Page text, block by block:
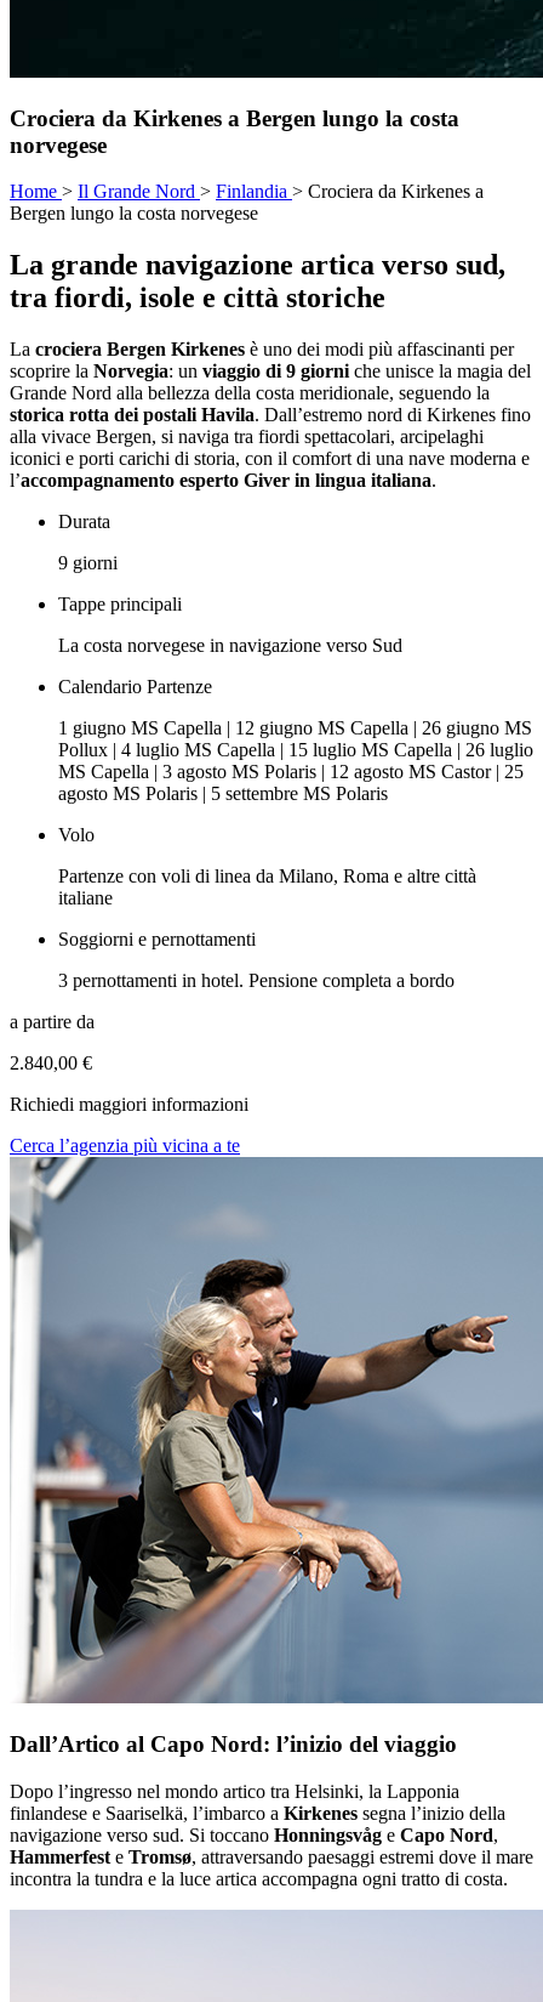
Crociera da Kirkenes a Bergen lungo la costa
norvegese
Home > Il Grande Nord > Finlandia > Crociera da Kirkenes a
Bergen lungo la costa norvegese
La grande navigazione artica verso sud,
tra fiordi, isole e città storiche
La crociera Bergen Kirkenes è uno dei modi più affascinanti per
scoprire la Norvegia: un viaggio di 9 giorni che unisce la magia del
Grande Nord alla bellezza della costa meridionale, seguendo la
storica rotta dei postali Havila. Dall’estremo nord di Kirkenes fino
alla vivace Bergen, si naviga tra fiordi spettacolari, arcipelaghi
iconici e porti carichi di storia, con il comfort di una nave moderna e
l’accompagnamento esperto Giver in lingua italiana.
Durata
9 giorni
Tappe principali
La costa norvegese in navigazione verso Sud
Calendario Partenze
1 giugno MS Capella | 12 giugno MS Capella | 26 giugno MS
Pollux | 4 luglio MS Capella | 15 luglio MS Capella | 26 luglio
MS Capella | 3 agosto MS Polaris | 12 agosto MS Castor | 25
agosto MS Polaris | 5 settembre MS Polaris
Volo
Partenze con voli di linea da Milano, Roma e altre città
italiane
Soggiorni e pernottamenti
3 pernottamenti in hotel. Pensione completa a bordo
a partire da
2.840,00 €
Richiedi maggiori informazioni
Cerca l’agenzia più vicina a te
Dall’Artico al Capo Nord: l’inizio del viaggio
Dopo l’ingresso nel mondo artico tra Helsinki, la Lapponia
finlandese e Saariselkä, l’imbarco a Kirkenes segna l’inizio della
navigazione verso sud. Si toccano Honningsvåg e Capo Nord,
Hammerfest e Tromsø, attraversando paesaggi estremi dove il mare
incontra la tundra e la luce artica accompagna ogni tratto di costa.